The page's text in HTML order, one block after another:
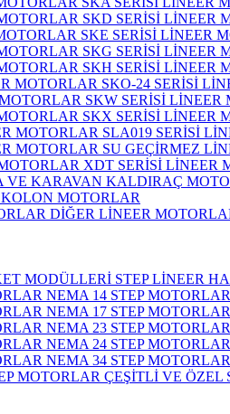
SKD SERİSİ LİNEER
SKE SERİSİ LİNEER
SKG SERİSİ LİNEER
SKH SERİSİ LİNEER
SKO-24 SERİSİ
SKW SERİSİ LİNEER
SKX SERİSİ LİNEER
SLA019 SERİSİ
SU GEÇİRMEZ
XDT SERİSİ LİNEER
KOLON MOTORLAR
DİĞER LİNEER
STEP LİNEER
NEMA 14 STEP MOTORLAR
NEMA 17 STEP MOTORLAR
NEMA 23 STEP MOTORLAR
NEMA 24 STEP MOTORLAR
NEMA 34 STEP MOTORLAR
ÇEŞİTLİ VE ÖZEL